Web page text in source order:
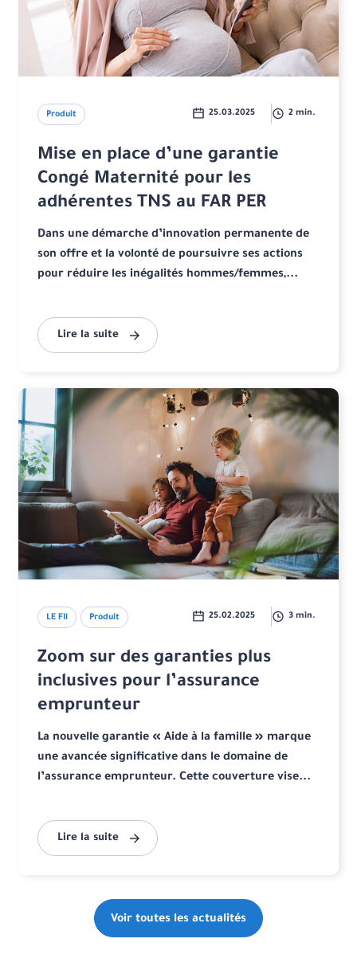
Produit 25.03.2025 2 min.
Mise en place d’une garantie
Congé Maternité pour les
adhérentes TNS au FAR PER
Dans une démarche d’innovation permanente de
son offre et la volonté de poursuivre ses actions
pour réduire les inégalités hommes/femmes,...
Lire la suite
LE FIl Produit 25.02.2025 3 min.
Zoom sur des garanties plus
inclusives pour l’assurance
emprunteur
La nouvelle garantie « Aide à la famille » marque
une avancée significative dans le domaine de
l’assurance emprunteur. Cette couverture vise...
Lire la suite
Voir toutes les actualités